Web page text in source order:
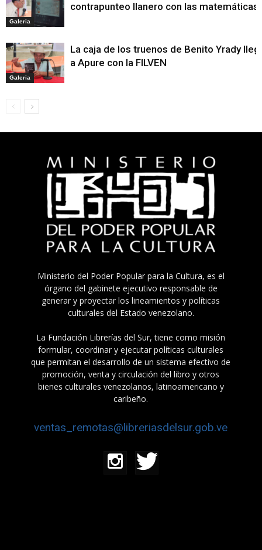
Galeria
contrapunteo llanero con las matemáticas
Galeria
La caja de los truenos de Benito Yrady
a Apure con la FILVEN
Ministerio del Poder Popular para la Cultura, es el
órgano del gabinete ejecutivo responsable de
generar y proyectar los lineamientos y políticas
culturales del Estado venezolano.
La Fundación Librerías del Sur, tiene como misión
formular, coordinar y ejecutar políticas culturales
que permitan el desarrollo de un sistema efectivo de
promoción, venta y circulación del libro y otros
bienes culturales venezolanos, latinoamericano y
caribeño.
ventas_remotas@libreriasdelsur.gob.ve